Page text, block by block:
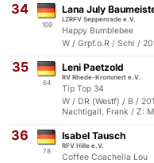
34
109
Lana July
LZRFV Seppenrade e.V.
Happy Bumblebee
W / Grpf.o.R / Schi /
35
64
Leni Paetzold
RV Rhede-Krommert e.V.
Tip Top 34
W / DR (Westf) / B /
Nachtigall, Frank / Z:
36
78
Isabel Tausch
RFV Hille e.V.
Coffee Coachella Lou